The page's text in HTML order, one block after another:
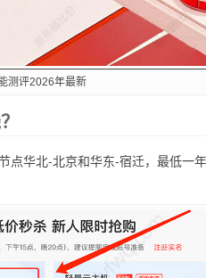
测评2026年最新
点华北-北京和华东-宿迁，最低一